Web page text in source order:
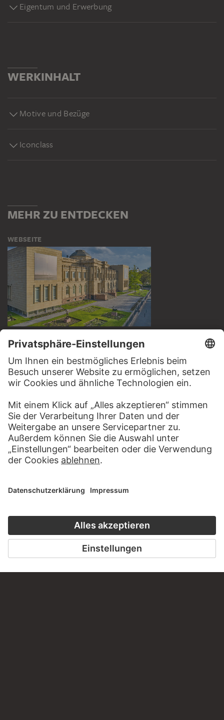
Eigentum und Erwerbung
WERKINHALT
Motive und Bezüge
Iconclass
MEHR ZU ENTDECKEN
WEBSEITE
BESUCHEN SIE DAS
STÄDEL MUSEUM
ZUR WEBSEITE
KONTAKT
PERMALINK